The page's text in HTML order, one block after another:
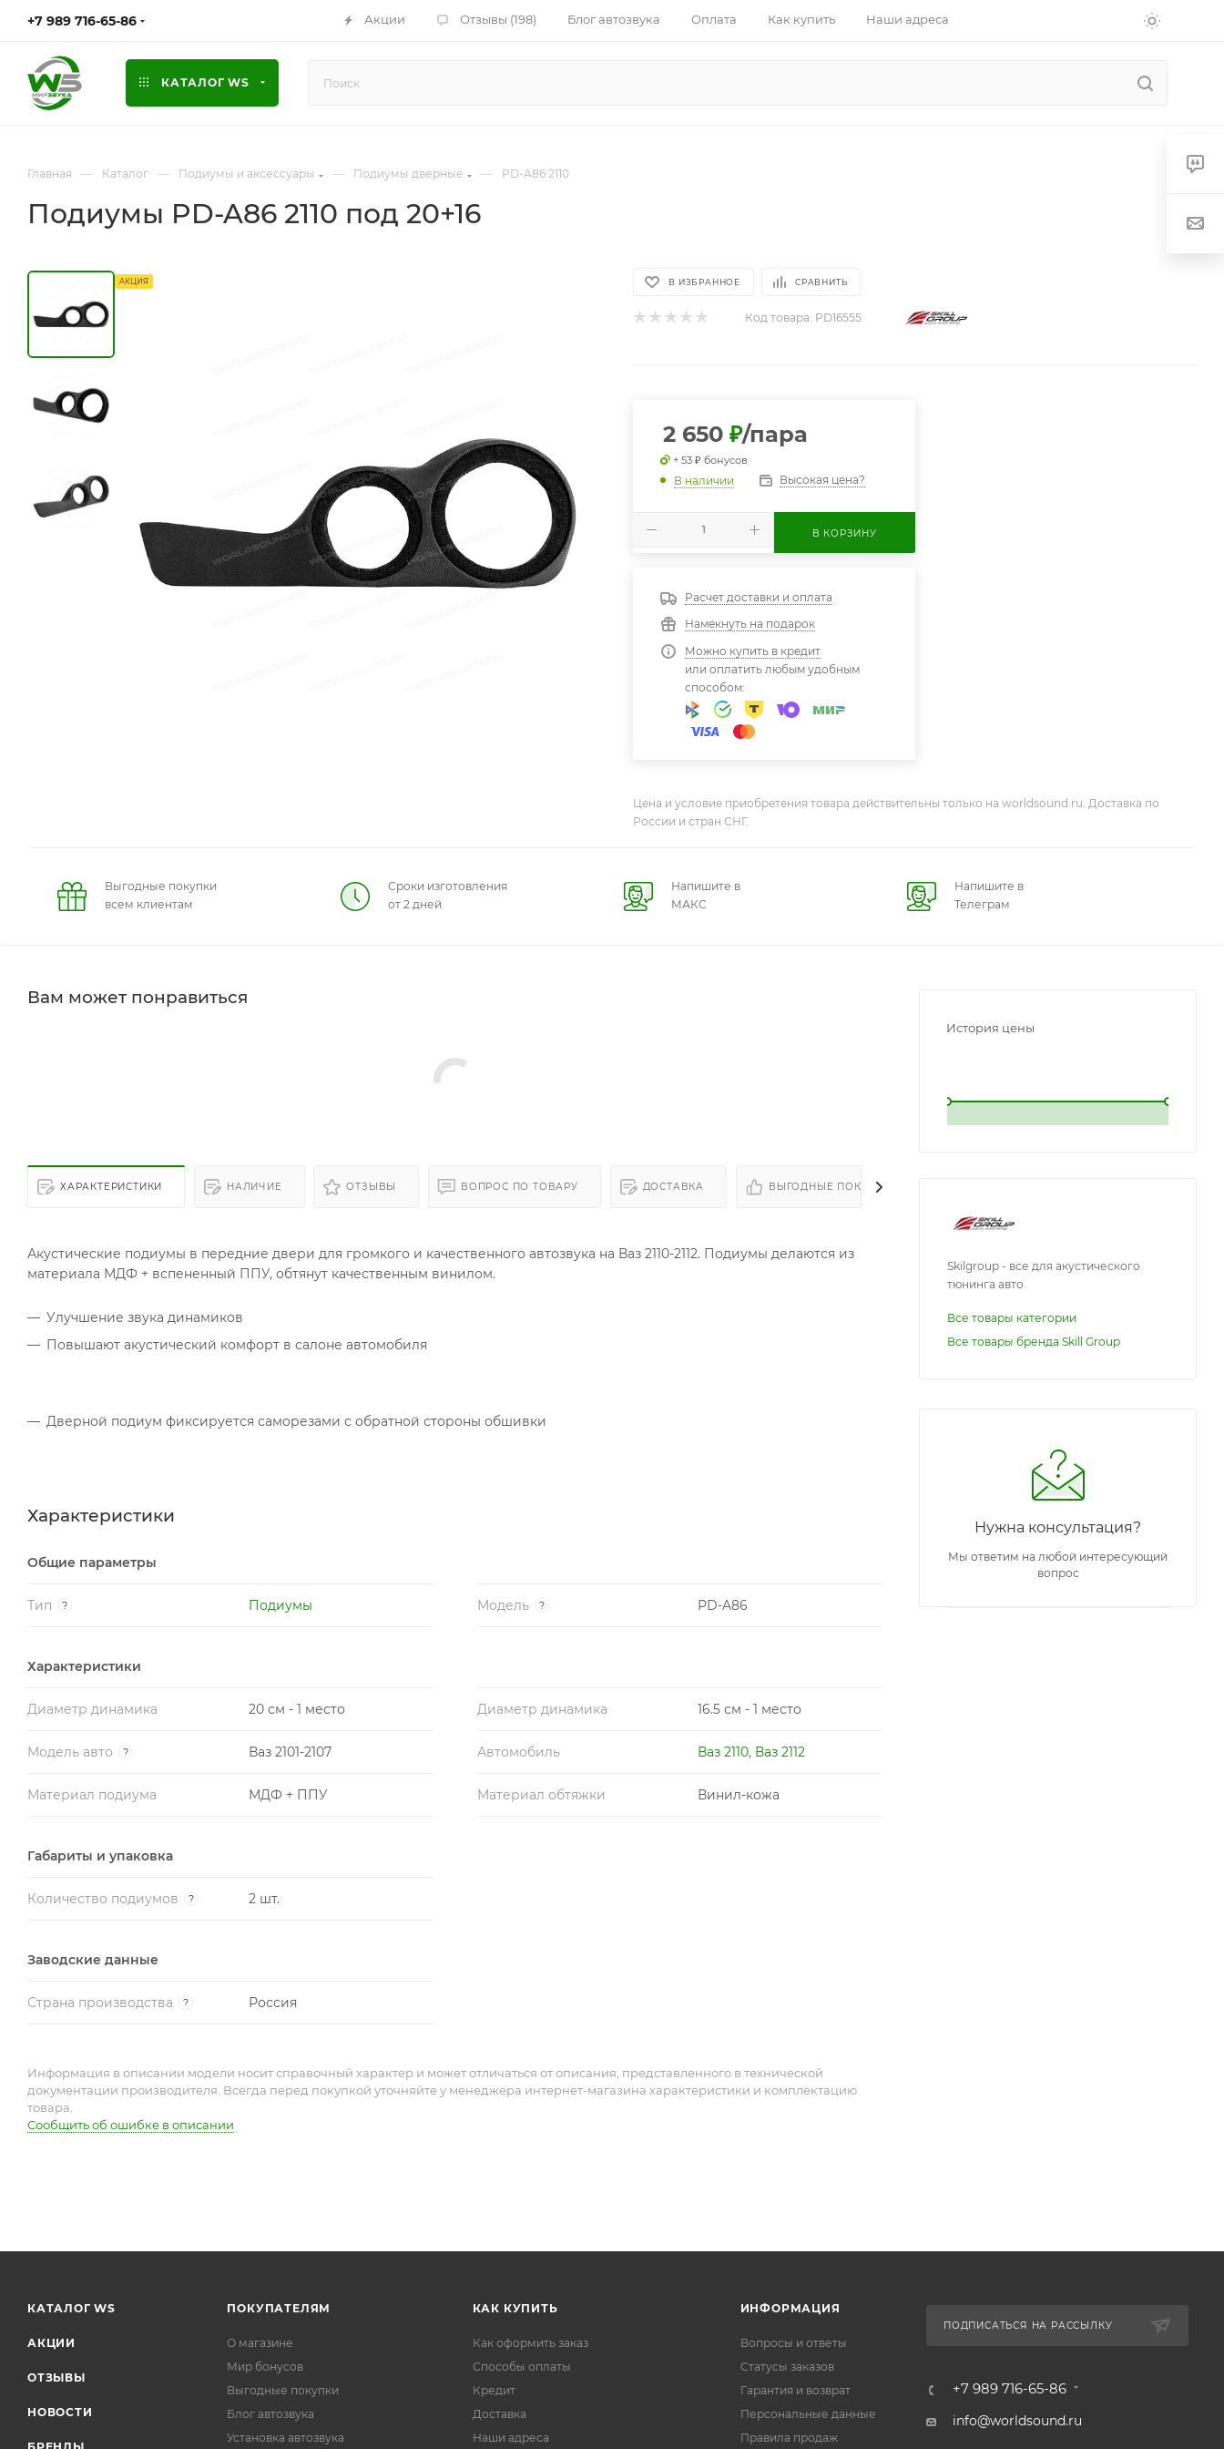
+7 989 716-65-86 Акции Отзывы (198) Блог автозвука Оплата Как купить Наши адреса
КАТАЛОГ WS
Главная — Каталог — Подиумы и аксессуары — Подиумы дверные — PD-A86 2110
Подиумы PD-A86 2110 под 20+16
АКЦИЯ В ИЗБРАННОЕ СРАВНИТЬ
Код товара: PD16555
2 650 ₽/пара
+ 53 ₽ бонусов
В наличии Высокая цена?
В КОРЗИНУ
Расчет доставки и оплата
Намекнуть на подарок
Можно купить в кредит
или оплатить любым удобным
способом:
Цена и условие приобретения товара действительны только на worldsound.ru. Доставка по
России и стран СНГ.
Выгодные покупки
всем клиентам
Сроки изготовления
от 2 дней
Напишите в
МАКС
Напишите в
Телеграм
Вам может понравиться
ХАРАКТЕРИСТИКИ НАЛИЧИЕ ОТЗЫВЫ ВОПРОС ПО ТОВАРУ ДОСТАВКА ВЫГОДНЫЕ ПОКУПКИ
Акустические подиумы в передние двери для громкого и качественного автозвука на Ваз 2110-2112. Подиумы делаются из
материала МДФ + вспененный ППУ, обтянут качественным винилом.
Улучшение звука динамиков
Повышают акустический комфорт в салоне автомобиля
Дверной подиум фиксируется саморезами с обратной стороны обшивки
Характеристики
Общие параметры
Тип ? Подиумы Модель ? PD-A86
Характеристики
Диаметр динамика 20 см - 1 место Диаметр динамика 16.5 см - 1 место
Модель авто ? Ваз 2101-2107 Автомобиль Ваз 2110, Ваз 2112
Материал подиума МДФ + ППУ Материал обтяжки Винил-кожа
Габариты и упаковка
Количество подиумов ? 2 шт.
Заводские данные
Страна производства ? Россия
Информация в описании модели носит справочный характер и может отличаться от описания, представленного в технической
документации производителя. Всегда перед покупкой уточняйте у менеджера интернет-магазина характеристики и комплектацию
товара.
Сообщить об ошибке в описании
История цены
Skilgroup - все для акустического
тюнинга авто
Все товары категории
Все товары бренда Skill Group
Нужна консультация?
Мы ответим на любой интересующий
вопрос
КАТАЛОГ WS
АКЦИИ
ОТЗЫВЫ
НОВОСТИ
ПОКУПАТЕЛЯМ
О магазине
Мир бонусов
Выгодные покупки
Блог автозвука
Установка автозвука
КАК КУПИТЬ
Как оформить заказ
Способы оплаты
Кредит
Доставка
Наши адреса
ИНФОРМАЦИЯ
Вопросы и ответы
Статусы заказов
Гарантия и возврат
Персональные данные
Правила продаж
ПОДПИСАТЬСЯ НА РАССЫЛКУ
+7 989 716-65-86
info@worldsound.ru